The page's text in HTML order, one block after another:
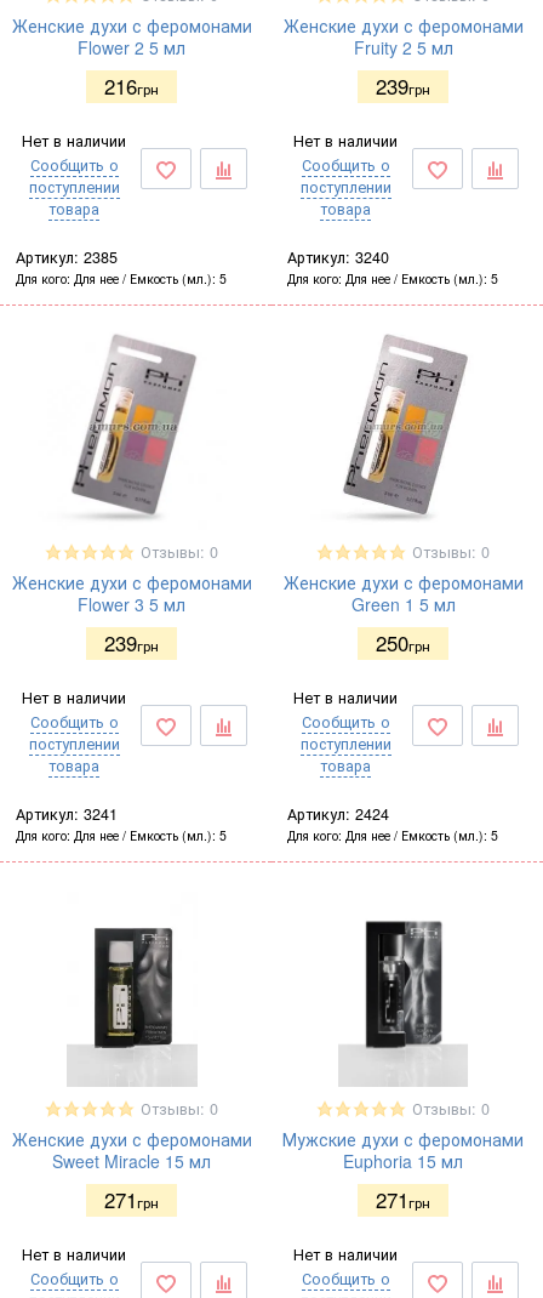
Женские духи с феромонами
Flower 2 5 мл
216грн
Нет в наличии
Сообщить о
поступлении
товара
Артикул: 2385
Для кого Для нее Емкость (мл.) 5
Женские духи с феромонами
Fruity 2 5 мл
239грн
Нет в наличии
Сообщить о
поступлении
товара
Артикул: 3240
Для кого Для нее Емкость (мл.) 5
Отзывы: 0
Женские духи с феромонами
Flower 3 5 мл
239грн
Нет в наличии
Сообщить о
поступлении
товара
Артикул: 3241
Для кого Для нее Емкость (мл.) 5
Отзывы: 0
Женские духи с феромонами
Green 1 5 мл
250грн
Нет в наличии
Сообщить о
поступлении
товара
Артикул: 2424
Для кого Для нее Емкость (мл.) 5
Отзывы: 0
Женские духи с феромонами
Sweet Miracle 15 мл
271грн
Нет в наличии
Сообщить о
Отзывы: 0
Мужские духи с феромонами
Euphoria 15 мл
271грн
Нет в наличии
Сообщить о